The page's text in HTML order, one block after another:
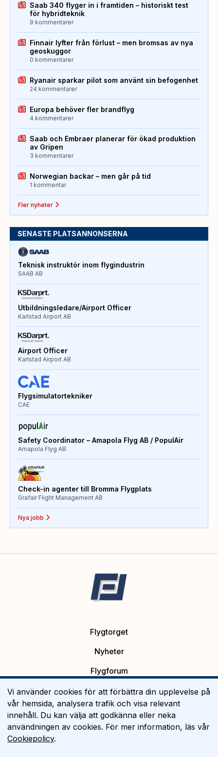
Saab 340 flyger in i framtiden – historiskt test
för hybridteknik
9 kommentarer
Finnair lyfter från förlust – men bromsas av nya
geoskuggor
0 kommentarer
Ryanair sparkar pilot som använt sin befogenhet
24 kommentarer
Europa behöver fler brandflyg
4 kommentarer
Saab och Embraer planerar för ökad produktion
av Gripen
3 kommentarer
Norwegian backar – men går på tid
1 kommentar
Fler nyheter
SENASTE PLATSANNONSERNA
Teknisk instruktör inom flygindustrin
SAAB AB
Utbildningsledare/Airport Officer
Karlstad Airport AB
Airport Officer
Karlstad Airport AB
Flygsimulatortekniker
CAE
Safety Coordinator – Amapola Flyg AB / PopulAir
Amapola Flyg AB
Check-in agenter till Bromma Flygplats
Grafair Flight Management AB
Nya jobb
Flygtorget
Nyheter
Flygforum
Platsannonser
Flygutbildning
Om Flygtorget
Vi använder cookies för att förbättra din upplevelse på
vår hemsida, analysera trafik och visa relevant
innehåll. Du kan välja att godkänna eller neka
användningen av cookies. För mer information, läs vår
Cookiepolicy.